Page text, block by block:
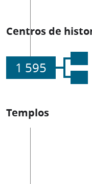
Centros de
1 595
Templos